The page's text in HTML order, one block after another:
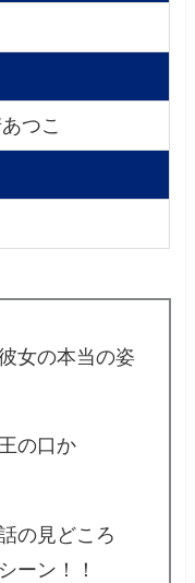
つこ
女の本当の姿
の口か
の見どころ
ーン！！